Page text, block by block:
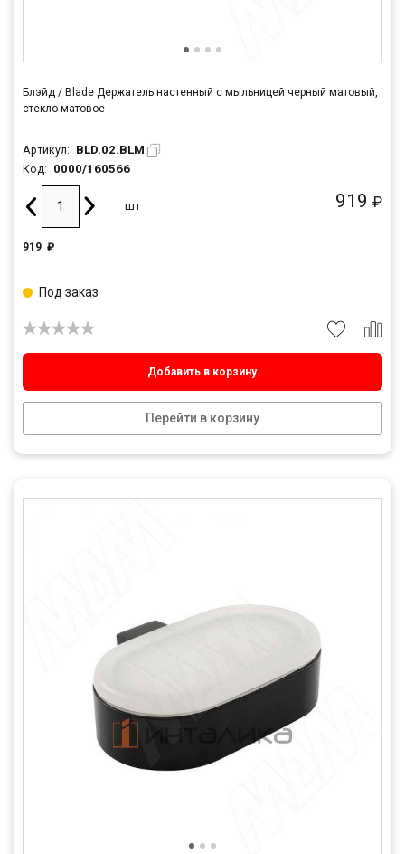
Блэйд / Blade Держатель настенный с мыльницей черный матовый,
стекло матовое
Артикул: BLD.02.BLM
Код: 0000/160566
919 ₽
шт
919 ₽
Добавить в корзину
Перейти в корзину
Под заказ